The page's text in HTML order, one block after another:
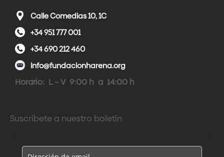
Calle Comedias 10, 1C
+34 951 777 001
+34 690 212 460
info@fundacionharena.org
Horario: L – V 9:00 h a 14:00 h
Suscríbete a nuestro boletín